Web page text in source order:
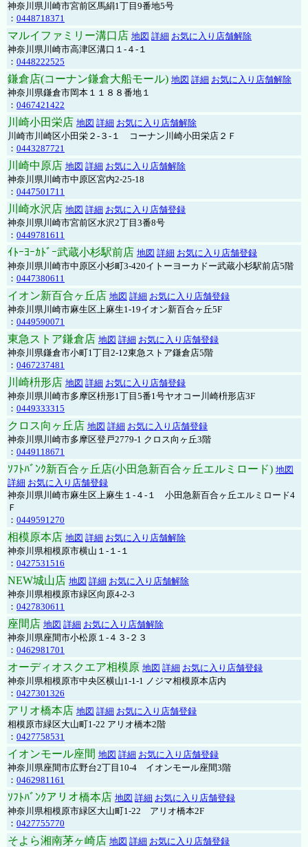
神奈川県川崎市宮前区馬絹1丁目9番地5号
： 0448718371
マルイファミリー溝口店 地図 詳細 お気に入り店舗解除
神奈川県川崎市高津区溝口１-４-１
： 0448222525
鎌倉店(コーナン鎌倉大船モール) 地図 詳細 お気に入り店舗解除
神奈川県鎌倉市岡本１１８８番地１
： 0467421422
川崎小田栄店 地図 詳細 お気に入り店舗解除
川崎市川崎区小田栄２‐３‐１ コーナン川崎小田栄店２Ｆ
： 0443287721
川崎中原店 地図 詳細 お気に入り店舗解除
神奈川県川崎市中原区宮内2-25-18
： 0447501711
川崎水沢店 地図 詳細 お気に入り店舗登録
神奈川県川崎市宮前区水沢2丁目3番8号
： 0449781611
ｲﾄｰﾖｰｶﾄﾞｰ武蔵小杉駅前店 地図 詳細 お気に入り店舗登録
神奈川県川崎市中原区小杉町3-420イトーヨーカドー武蔵小杉駅前店5階
： 0447380611
イオン新百合ヶ丘店 地図 詳細 お気に入り店舗登録
神奈川県川崎市麻生区上麻生1-19イオン新百合ヶ丘5F
： 0449590071
東急ストア鎌倉店 地図 詳細 お気に入り店舗登録
神奈川県鎌倉市小町1丁目2-12東急ストア鎌倉店5階
： 0467237481
川崎枡形店 地図 詳細 お気に入り店舗登録
神奈川県川崎市多摩区枡形1丁目5番1号ヤオコー川崎枡形店3F
： 0449333315
クロス向ヶ丘店 地図 詳細 お気に入り店舗登録
神奈川県川崎市多摩区登戸2779-1 クロス向ヶ丘3階
： 0449118671
ｿﾌﾄﾊﾞﾝｸ新百合ヶ丘店(小田急新百合ヶ丘エルミロード) 地図
詳細 お気に入り店舗登録
神奈川県川崎市麻生区上麻生１-４-１ 小田急新百合ヶ丘エルミロード4
Ｆ
： 0449591270
相模原本店 地図 詳細 お気に入り店舗解除
神奈川県相模原市横山１-１-１
： 0427531516
NEW城山店 地図 詳細 お気に入り店舗解除
神奈川県相模原市緑区向原4-2-3
： 0427830611
座間店 地図 詳細 お気に入り店舗解除
神奈川県座間市小松原１-４３-２３
： 0462981701
オーディオスクエア相模原 地図 詳細 お気に入り店舗登録
神奈川県相模原市中央区横山1-1-1 ノジマ相模原本店内
： 0427301326
アリオ橋本店 地図 詳細 お気に入り店舗登録
相模原市緑区大山町1-22 アリオ橋本2階
： 0427758531
イオンモール座間 地図 詳細 お気に入り店舗登録
神奈川県座間市広野台2丁目10-4 イオンモール座間3階
： 0462981161
ｿﾌﾄﾊﾞﾝｸアリオ橋本店 地図 詳細 お気に入り店舗登録
神奈川県相模原市緑区大山町1-22 アリオ橋本2F
： 0427755770
そよら湘南茅ヶ崎店 地図 詳細 お気に入り店舗登録